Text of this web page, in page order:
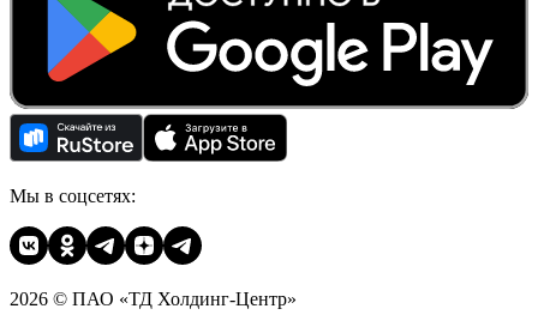
Мы в соцсетях:
2026 © ПАО «ТД Холдинг-Центр»